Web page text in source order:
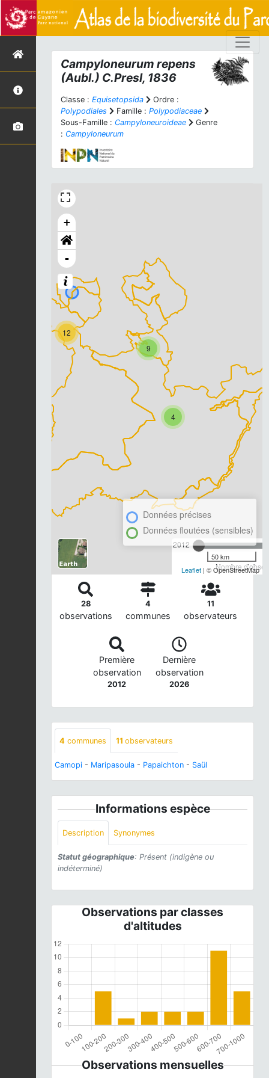
Campyloneurum repens
(Aubl.) C.Presl, 1836
Classe : Equisetopsida
Ordre :
Polypodiales
Famille : Polypodiaceae
Sous-Famille : Campyloneuroideae
Genre
: Campyloneurum
4
12
9
+
-
2012
Nombre
Données précises
Données floutées (sensibles)
50 km
Leaflet | © OpenStreetMap
28
observations
4
communes
11
observateurs
Première
observation
2012
Dernière
observation
2026
4 communes 11 observateurs
Camopi - Maripasoula - Papaichton - Saül
Informations espèce
Description Synonymes
Statut géographique: Présent (indigène ou
indéterminé)
Observations par classes
d'altitudes
Observations mensuelles